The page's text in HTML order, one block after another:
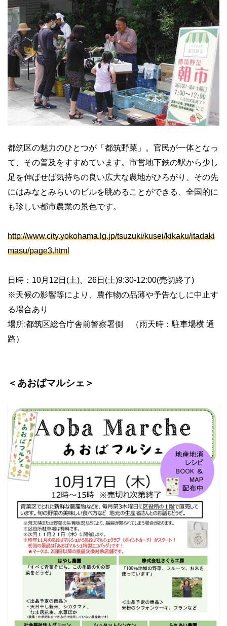
都筑区の魅力のひとつが「都筑野菜」。官民が一体となっ
て、その普及をすすめています。市営地下鉄の駅から少し
足を伸ばせば気持ちの良い広大な農地がひろがり、その先
にはみなとみらいのビルを眺めることができる、全国的に
も珍しい都市農業の景色です。
http://www.city.yokohama.lg.jp/tsuzuki/kusei/kikaku/itadaki
masu/page3.html
日時：10月12日(土)、26日(土)9:30-12:00(売切終了)
※天候の影響等により、農作物の品薄や予告なしに中止す
る場合あり
場所:都筑区総合庁舎前警察署側 （雨天時：駐車場横 通
路）
＜あおばマルシェ＞